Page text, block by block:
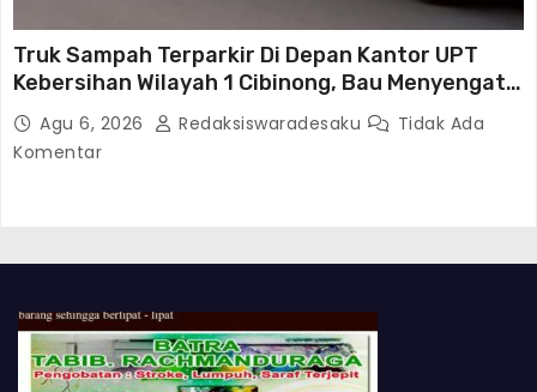
Truk Sampah Terparkir Di Depan Kantor UPT
Kebersihan Wilayah 1 Cibinong, Bau Menyengat
Diduga Resahkan Warga
Agu 6, 2026 Redaksiswaradesaku
Tidak Ada
Komentar